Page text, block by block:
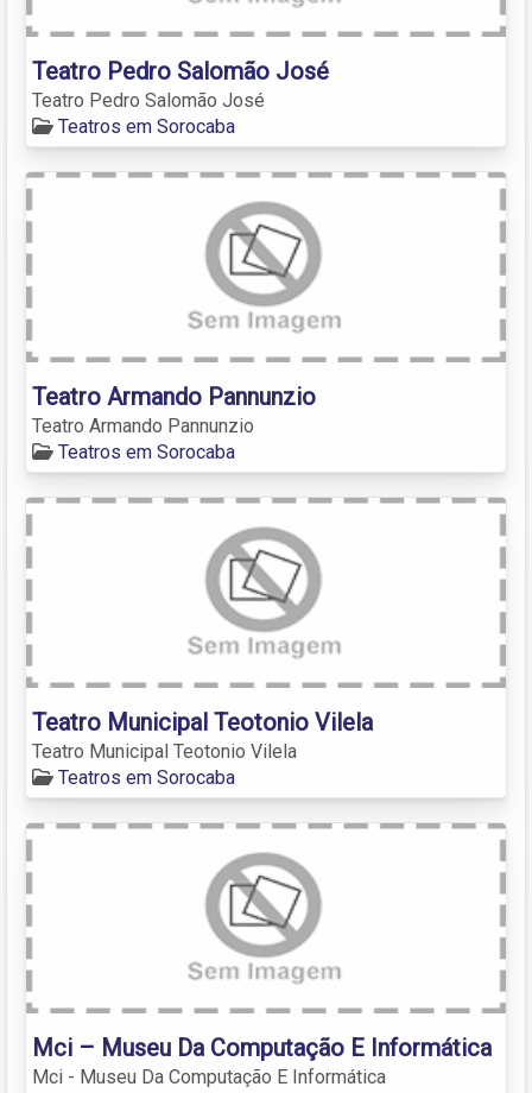
Teatro Pedro Salomão José
Teatro Pedro Salomão José
Teatros em Sorocaba
Teatro Armando Pannunzio
Teatro Armando Pannunzio
Teatros em Sorocaba
Teatro Municipal Teotonio Vilela
Teatro Municipal Teotonio Vilela
Teatros em Sorocaba
Mci – Museu Da Computação E Informática
Mci - Museu Da Computação E Informática